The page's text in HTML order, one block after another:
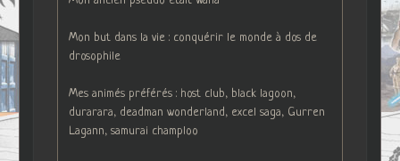
Mon but dans la vie : conquérir le monde à dos de
drosophile
Mes animés préférés : host club, black lagoon,
durarara, deadman wonderland, excel saga, Gurren
Lagann, samurai champloo